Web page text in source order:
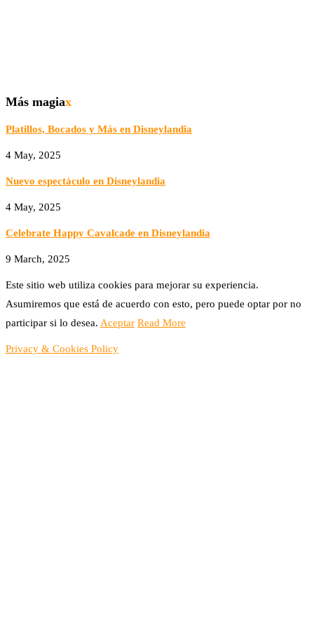
Más magiax
Platillos, Bocados y Más en Disneylandia
4 May, 2025
Nuevo espectáculo en Disneylandia
4 May, 2025
Celebrate Happy Cavalcade en Disneylandia
9 March, 2025
Este sitio web utiliza cookies para mejorar su experiencia.
Asumiremos que está de acuerdo con esto, pero puede optar por no
participar si lo desea. Aceptar Read More
Privacy & Cookies Policy